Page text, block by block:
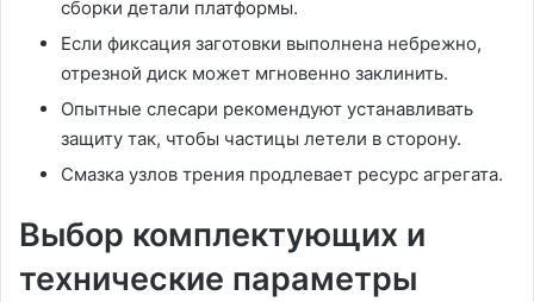
сборки детали платформы.
Если фиксация заготовки выполнена небрежно,
отрезной диск может мгновенно заклинить.
Опытные слесари рекомендуют устанавливать
защиту так, чтобы частицы летели в сторону.
Смазка узлов трения продлевает ресурс агрегата.
Выбор комплектующих и
технические параметры